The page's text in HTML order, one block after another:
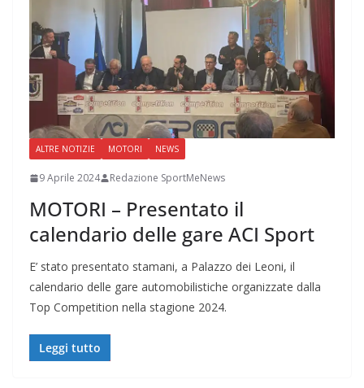
ALTRE NOTIZIE MOTORI NEWS
9 Aprile 2024 Redazione SportMeNews
MOTORI – Presentato il
calendario delle gare ACI Sport
E’ stato presentato stamani, a Palazzo dei Leoni, il
calendario delle gare automobilistiche organizzate dalla
Top Competition nella stagione 2024.
Leggi tutto